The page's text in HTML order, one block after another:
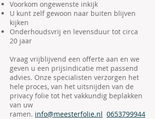
Voorkom ongewenste inkijk
U kunt zelf gewoon naar buiten blijven
kijken
Onderhoudsvrij en levensduur tot circa
20 jaar
Vraag vrijblijvend een offerte aan en we
geven u een prijsindicatie met passend
advies. Onze specialisten verzorgen het
hele proces, van het uitsnijden van de
privacy folie tot het vakkundig beplakken
van uw
ramen. info@meesterfolie.nl 0653799944